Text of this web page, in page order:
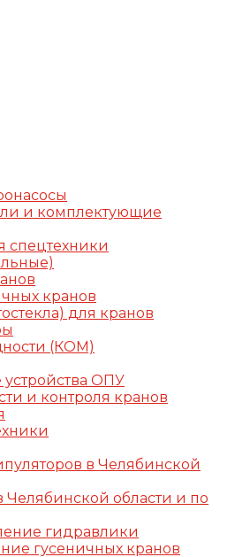
и комплектующие
кранов
для кранов
(КОМ)
ОПУ
и контроля кранов
в Челябинской
Челябинской области и по
гидравлики
гусеничных кранов